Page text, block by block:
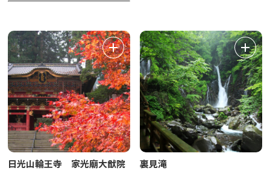
日光山輪王寺 家光廟大猷院 裏見滝